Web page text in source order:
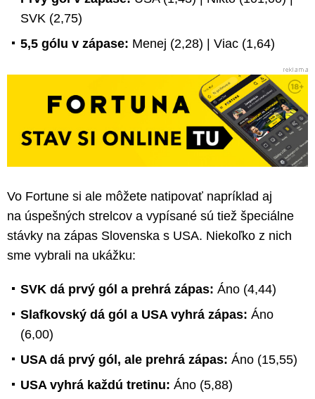
SVK (2,75)
5,5 gólu v zápase: Menej (2,28) | Viac (1,64)
Vo Fortune si ale môžete natipovať napríklad aj
na úspešných strelcov a vypísané sú tiež špeciálne
stávky na zápas Slovenska s USA. Niekoľko z nich
sme vybrali na ukážku:
SVK dá prvý gól a prehrá zápas: Áno (4,44)
Slafkovský dá gól a USA vyhrá zápas: Áno
(6,00)
USA dá prvý gól, ale prehrá zápas: Áno (15,55)
USA vyhrá každú tretinu: Áno (5,88)